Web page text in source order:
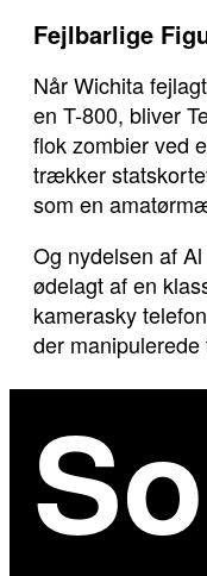
Fejlbarlige
Når Wichita
en T-800, bliver
flok zombier ved
trækker
som en
Og nydelsen af
ødelagt af en
kamerasky
der